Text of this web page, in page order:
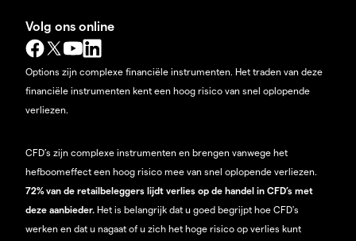
Volg ons online
Options zijn complexe financiële instrumenten. Het traden van deze
financiële instrumenten kent een hoog risico van snel oplopende
verliezen.
CFD’s zijn complexe instrumenten en brengen vanwege het
hefboomeffect een hoog risico mee van snel oplopende verliezen.
72% van de retailbeleggers lijdt verlies op de handel in CFD’s met
deze aanbieder. Het is belangrijk dat u goed begrijpt hoe CFD's
werken en dat u nagaat of u zich het hoge risico op verlies kunt